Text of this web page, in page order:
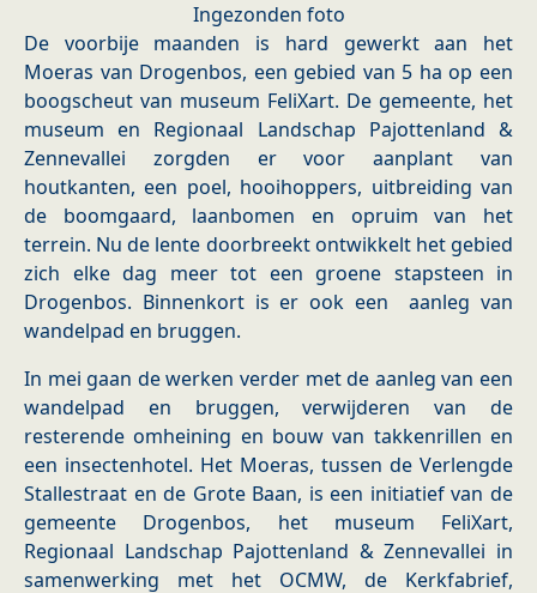
Ingezonden foto
De voorbije maanden is hard gewerkt aan het
Moeras van Drogenbos, een gebied van 5 ha op een
boogscheut van museum FeliXart. De gemeente, het
museum en Regionaal Landschap Pajottenland &
Zennevallei zorgden er voor aanplant van
houtkanten, een poel, hooihoppers, uitbreiding van
de boomgaard, laanbomen en opruim van het
terrein. Nu de lente doorbreekt ontwikkelt het gebied
zich elke dag meer tot een groene stapsteen in
Drogenbos. Binnenkort is er ook een aanleg van
wandelpad en bruggen.
In mei gaan de werken verder met de aanleg van een
wandelpad en bruggen, verwijderen van de
resterende omheining en bouw van takkenrillen en
een insectenhotel. Het Moeras, tussen de Verlengde
Stallestraat en de Grote Baan, is een initiatief van de
gemeente Drogenbos, het museum FeliXart,
Regionaal Landschap Pajottenland & Zennevallei in
samenwerking met het OCMW, de Kerkfabrief,